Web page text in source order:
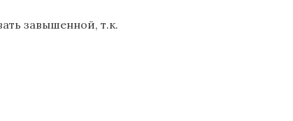
завышенной, т.к.